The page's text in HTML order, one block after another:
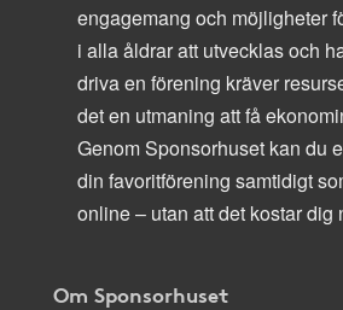
engagemang och möjligheter
i alla åldrar att utvecklas och
driva en förening kräver
det en utmaning att få
Genom Sponsorhuset kan du
din favoritförening samtidigt
online – utan att det kostar dig
Om Sponsorhuset